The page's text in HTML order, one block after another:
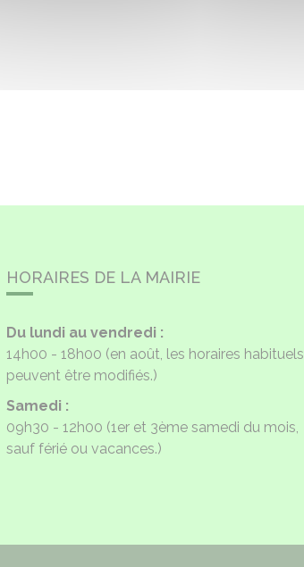
HORAIRES DE LA MAIRIE
Du lundi au vendredi :
14h00 - 18h00 (en août, les horaires habituels
peuvent être modifiés.)
Samedi :
09h30 - 12h00 (1er et 3ème samedi du mois,
sauf férié ou vacances.)